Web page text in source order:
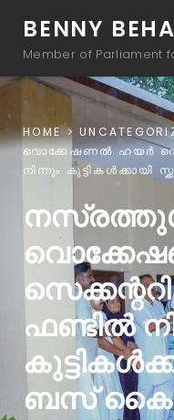
BENNY
Member of Parliament
HOME
വൊക്കേഷണൽ ഹയർ
നിന്നും കുട്ടികൾക്കായി
ഫണ്ടിൽ
ബസ്